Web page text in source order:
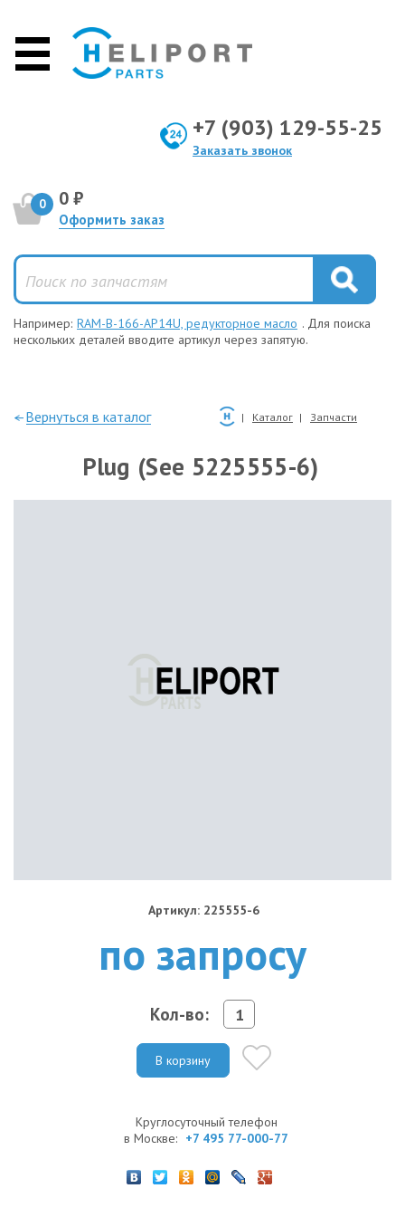
+7 (903) 129-55-25
Заказать звонок
0 0 ₽
Оформить заказ
Например: RAM-B-166-AP14U, редукторное масло . Для поиска
нескольких деталей вводите артикул через запятую.
—Вернуться в каталог Каталог Запчасти
Plug (See 5225555-6)
Артикул: 225555-6
по запросу
Кол-во:
В корзину
Круглосуточный телефон
в Москве: +7 495 77-000-77